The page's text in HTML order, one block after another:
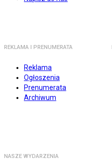
REKLAMA I PRENUMERATA
Reklama
Ogłoszenia
Prenumerata
Archiwum
NASZE WYDARZENIA